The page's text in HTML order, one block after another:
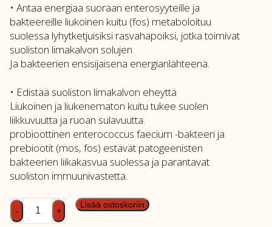
• Antaa energiaa suoraan enterosyyteille ja
bakteereille liukoinen kuitu (fos) metaboloituu
suolessa lyhytketjuisiksi rasvahapoiksi, jotka toimivat
suoliston limakalvon solujen
Ja bakteerien ensisijaisena energianlähteenä.
• Edistää suoliston limakalvon eheyttä
Liukoinen ja liukenematon kuitu tukee suolen
liikkuvuutta ja ruoan sulavuutta.
probioottinen enterococcus faecium -bakteeri ja
prebiootit (mos, fos) estävät patogeenisten
bakteerien liikakasvua suolessa ja parantavat
suoliston immuunivastetta.
Brit
GF
- +
Lisää ostoskoriin